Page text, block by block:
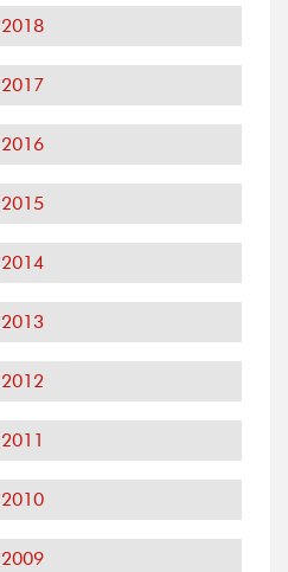
2018
2017
2016
2015
2014
2013
2012
2011
2010
2009